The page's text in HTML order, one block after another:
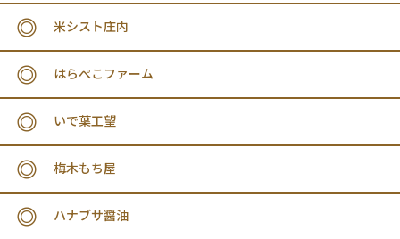
米シスト庄内
はらぺこファーム
いで葉工望
梅木もち屋
ハナブサ醤油